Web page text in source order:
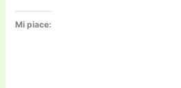
Mi piace: